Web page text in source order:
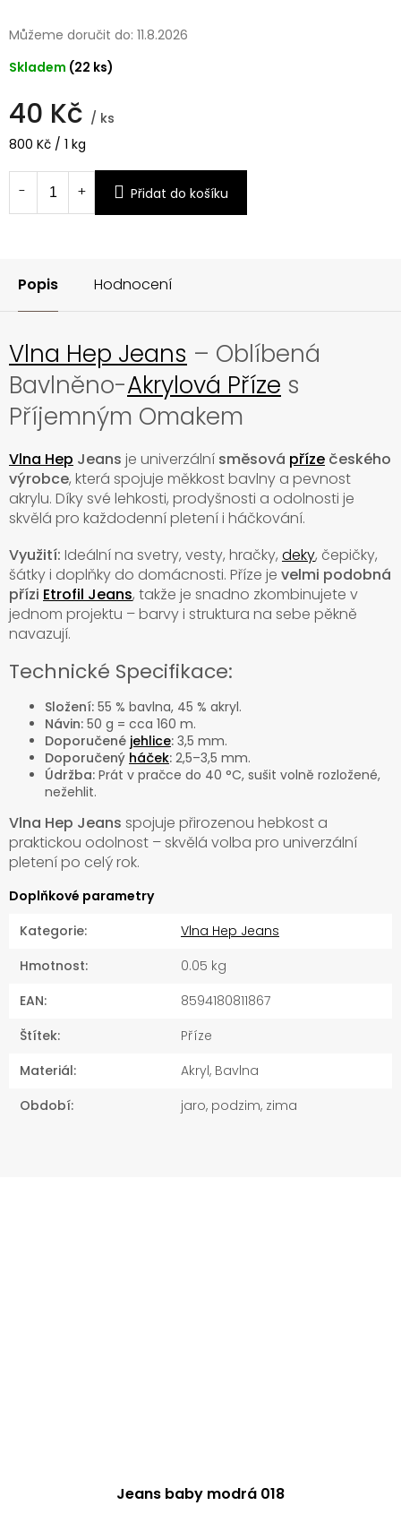
40 Kč / ks
Měrná
800 Kč / 1 kg
Skladem (22 ks)
Můžeme doručit do: 11.8.2026
Přidat do košíku
Popis Hodnocení
Vlna Hep Jeans – Oblíbená
Bavlněno-Akrylová Příze s
Příjemným Omakem
Vlna Hep Jeans je univerzální směsová příze českého
výrobce, která spojuje měkkost bavlny a pevnost
akrylu. Díky své lehkosti, prodyšnosti a odolnosti je
skvělá pro každodenní pletení i háčkování.
Využití: Ideální na svetry, vesty, hračky, deky, čepičky,
šátky i doplňky do domácnosti. Příze je velmi podobná
přízi Etrofil Jeans, takže je snadno zkombinujete v
jednom projektu – barvy i struktura na sebe pěkně
navazují.
Technické Specifikace:
Složení: 55 % bavlna, 45 % akryl.
Návin: 50 g = cca 160 m.
Doporučené jehlice: 3,5 mm.
Doporučený háček: 2,5–3,5 mm.
Údržba: Prát v pračce do 40 °C, sušit volně rozložené,
nežehlit.
Vlna Hep Jeans spojuje přirozenou hebkost a
praktickou odolnost – skvělá volba pro univerzální
pletení po celý rok.
Doplňkové parametry
Kategorie:
Vlna Hep Jeans
Hmotnost:
0.05 kg
EAN:
8594180811867
Štítek:
Příze
Materiál:
Akryl, Bavlna
Období: jaro, podzim, zima
Jeans baby modrá 018